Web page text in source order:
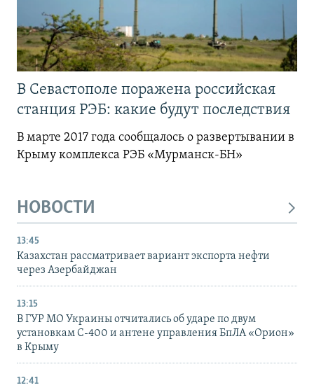
В Севастополе поражена российская
станция РЭБ: какие будут последствия
В марте 2017 года сообщалось о развертывании в
Крыму комплекса РЭБ «Мурманск-БН»
НОВОСТИ
13:45
Казахстан рассматривает вариант экспорта нефти
через Азербайджан
13:15
В ГУР МО Украины отчитались об ударе по двум
установкам С-400 и антене управления БпЛА «Орион»
в Крыму
12:41